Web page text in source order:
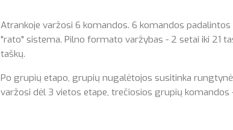
Atrankoje varžosi 6 komandos. 6 komandos
"rato" sistema. Pilno formato varžybas - 2 setai iki 21
taškų.
Po grupių etapo, grupių nugalėtojos susitinka
varžosi dėl 3 vietos etape, trečiosios grupių komandos